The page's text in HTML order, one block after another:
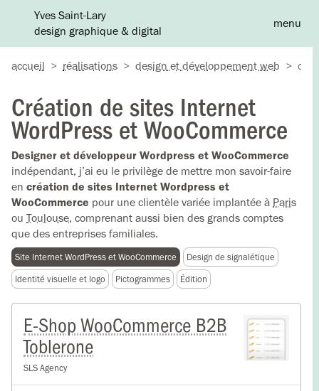
Yves Saint-Lary
design graphique & digital
menu
accueil > réalisations > design et développement web >
Création de sites Internet
WordPress et WooCommerce
Designer et développeur Wordpress et WooCommerce
indépendant, j’ai eu le privilège de mettre mon savoir-faire
en création de sites Internet Wordpress et
WooCommerce pour une clientèle variée implantée à Paris
ou Toulouse, comprenant aussi bien des grands comptes
que des entreprises familiales.
Site Internet WordPress et WooCommerce Design de signalétique
Identité visuelle et logo Pictogrammes Édition
E-Shop WooCommerce B2B
Toblerone
SLS Agency